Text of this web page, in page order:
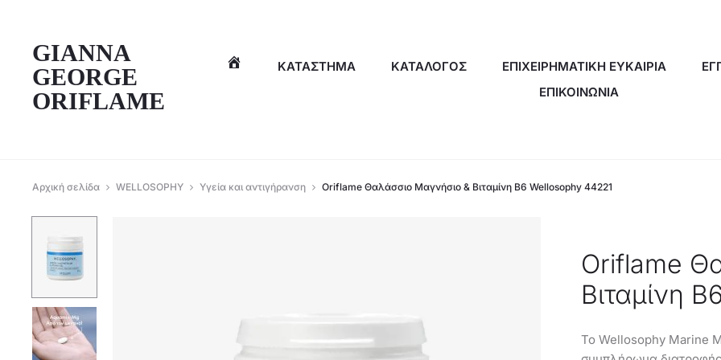
GIANNA
GEORGE
ORIFLAME
ΚΑΤΆΣΤΗΜΑ ΚΑΤΑΛΟΓΟΣ ΕΠΙΧΕΙΡΗΜΑΤΙΚΗ ΕΥΚΑΙΡΙΑ
ΕΠΙΚΟΙΝΩΝΙΑ
Αρχική σελίδα WELLOSOPHY Υγεία και αντιγήρανση Oriflame Θαλάσσιο Μαγνήσιο & Βιταμίνη B6 Wellosophy 44221
Oriflame
Βιταμίνη
Το Wellosophy Marine